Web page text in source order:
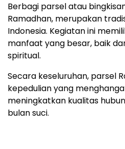
Berbagi parsel atau
Ramadhan, merupakan
Indonesia. Kegiatan ini
manfaat yang besar, baik
spiritual.
Secara keseluruhan, parsel
kepedulian yang
meningkatkan kualitas
bulan suci.